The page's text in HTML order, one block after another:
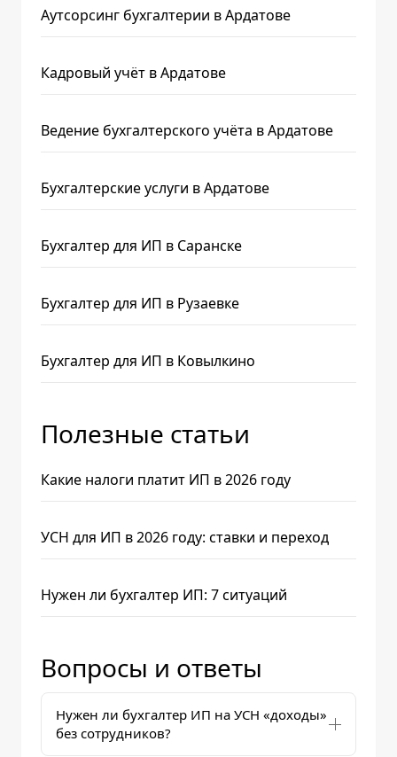
Аутсорсинг бухгалтерии в Ардатове
Кадровый учёт в Ардатове
Ведение бухгалтерского учёта в Ардатове
Бухгалтерские услуги в Ардатове
Бухгалтер для ИП в Саранске
Бухгалтер для ИП в Рузаевке
Бухгалтер для ИП в Ковылкино
Полезные статьи
Какие налоги платит ИП в 2026 году
УСН для ИП в 2026 году: ставки и переход
Нужен ли бухгалтер ИП: 7 ситуаций
Вопросы и ответы
Нужен ли бухгалтер ИП на УСН «доходы»
без сотрудников?